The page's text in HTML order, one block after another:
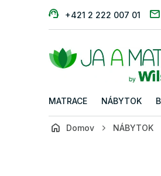
+421 2 222 007 01
MATRACE NÁBYTOK
Domov NÁBYTOK